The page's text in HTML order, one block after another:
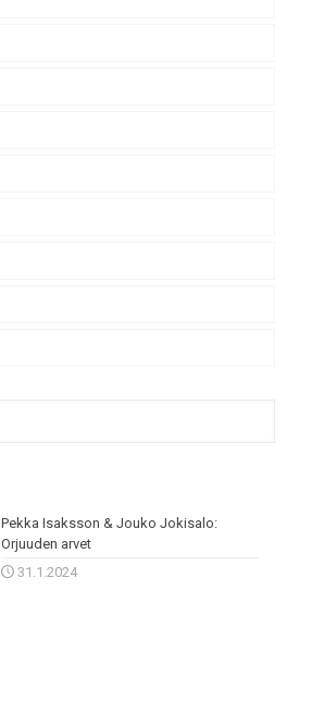
Pekka Isaksson & Jouko Jokisalo:
Orjuuden arvet
31.1.2024